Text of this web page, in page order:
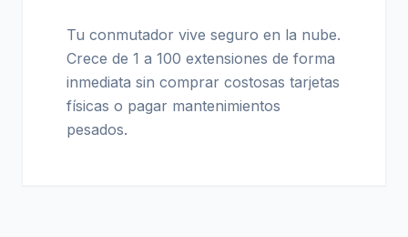
Tu conmutador vive seguro en la nube.
Crece de 1 a 100 extensiones de forma
inmediata sin comprar costosas tarjetas
físicas o pagar mantenimientos
pesados.